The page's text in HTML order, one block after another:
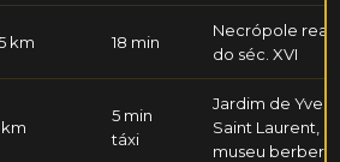
km 18 min
Necrópole real
do séc. XVI
km
5 min
táxi
Jardim de Yves
Saint Laurent,
museu berbere